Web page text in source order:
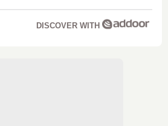
DISCOVER WITH